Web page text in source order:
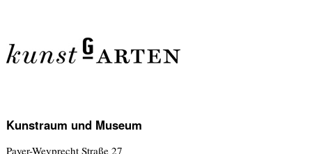
Kunstraum und Museum
Payer-Weyprecht Straße 27